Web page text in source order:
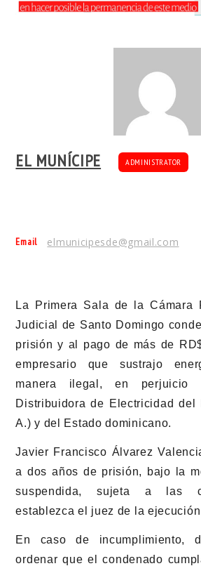
EL MUNÍCIPE ADMINISTRATOR
Email elmunicipesde@gmail.com
La Primera Sala de la Cámara
Judicial de Santo Domingo
prisión y al pago de más de
empresario que sustrajo
manera ilegal, en perjuicio
Distribuidora de Electricidad del
A.) y del Estado dominicano.
Javier Francisco Álvarez
a dos años de prisión, bajo la
suspendida, sujeta a las
establezca el juez de la
En caso de incumplimiento,
ordenar que el condenado